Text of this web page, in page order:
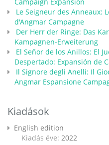
Le Seigneur des Anneaux:
d'Angmar Campagne
Der Herr der Ringe: Das
Kampagnen-Erweiterung
El Señor de los Anillos: El
Despertado: Expansión de
Il Signore degli Anelli: Il
Angmar Espansione
Kiadások
English edition
Kiadás éve: 2022